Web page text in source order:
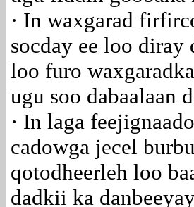
· In waxgarad
socday ee loo diray
loo furo
ugu soo dabaalaan
· In laga
cadowga jecel
qotodheerleh loo
dadkii ka